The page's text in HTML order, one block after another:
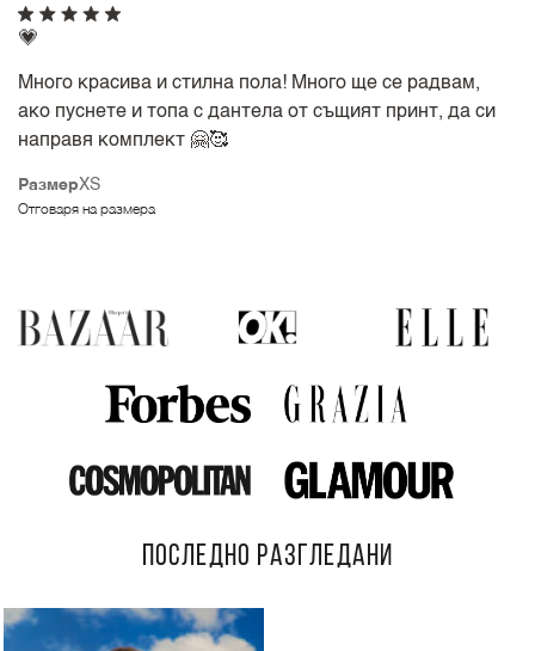
РазмерXS
Отговаря на размера
💗
Много красива и стилна пола! Много ще се радвам,
ако пуснете и топа с дантела от същият принт, да си
направя комплект 🤗🥰
ПОСЛЕДНО РАЗГЛЕДАНИ